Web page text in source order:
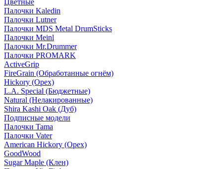
Цветные
Палочки Kaledin
Палочки Lutner
Палочки MDS Metal DrumSticks
Палочки Meinl
Палочки Mr.Drummer
Палочки PROMARK
ActiveGrip
FireGrain (Обработанные огнём)
Hickory (Орех)
L.A. Special (Бюджетные)
Natural (Нелакированные)
Shira Kashi Oak (Дуб)
Подписные модели
Палочки Tama
Палочки Vater
American Hickory (Орех)
GoodWood
Sugar Maple (Клен)